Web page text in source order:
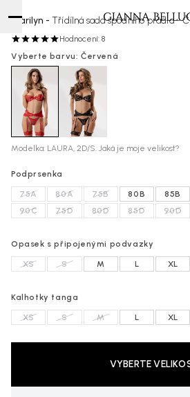
Marilyn - Třídílná sada spodního prádla -
Hodnocení: 8
Vyberte barvu: Červená
Modelka: LAURA, 2D/S. Jaká je moje velikost?
Podprsenka
75A 80A 75B 80B 85B
90C
75D 80D 85D 90D
Opasek s připojenými podvazky
XS S M L XL
Kalhotky tanga
XS S M L XL
VYBERTE